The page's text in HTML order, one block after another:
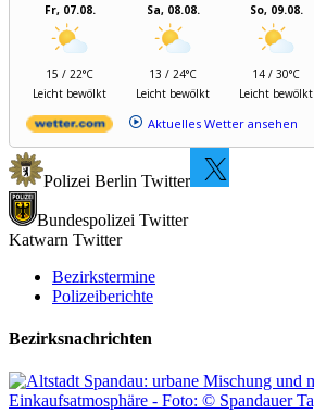
Fr, 07.08.
15 / 22°C
Leicht bewölkt
Sa, 08.08.
13 / 24°C
Leicht bewölkt
So, 09.08.
14 / 30°C
Leicht bewölkt
Aktuelles Wetter ansehen
Polizei Berlin Twitter
Bundespolizei Twitter
Katwarn Twitter
Bezirkstermine
Polizeiberichte
Bezirksnachrichten